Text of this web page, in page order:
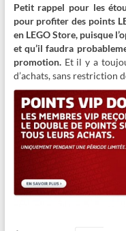
Petit rappel pour les
pour profiter des points
en LEGO Store, puisque
et qu’il faudra
promotion.Et il y a
d’achats, sans restriction